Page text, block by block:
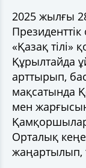
2025 жылғы
«Қазақ тілі»
Құрылтайда
арттырып,
мақсатында
мен
Орталық
жаңартылып,